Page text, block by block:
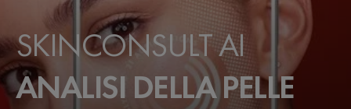
SKINCONSULT AI
ANALISI DELLA PELLE